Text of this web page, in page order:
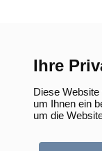
Ihre
Diese Website
um Ihnen ein
um die